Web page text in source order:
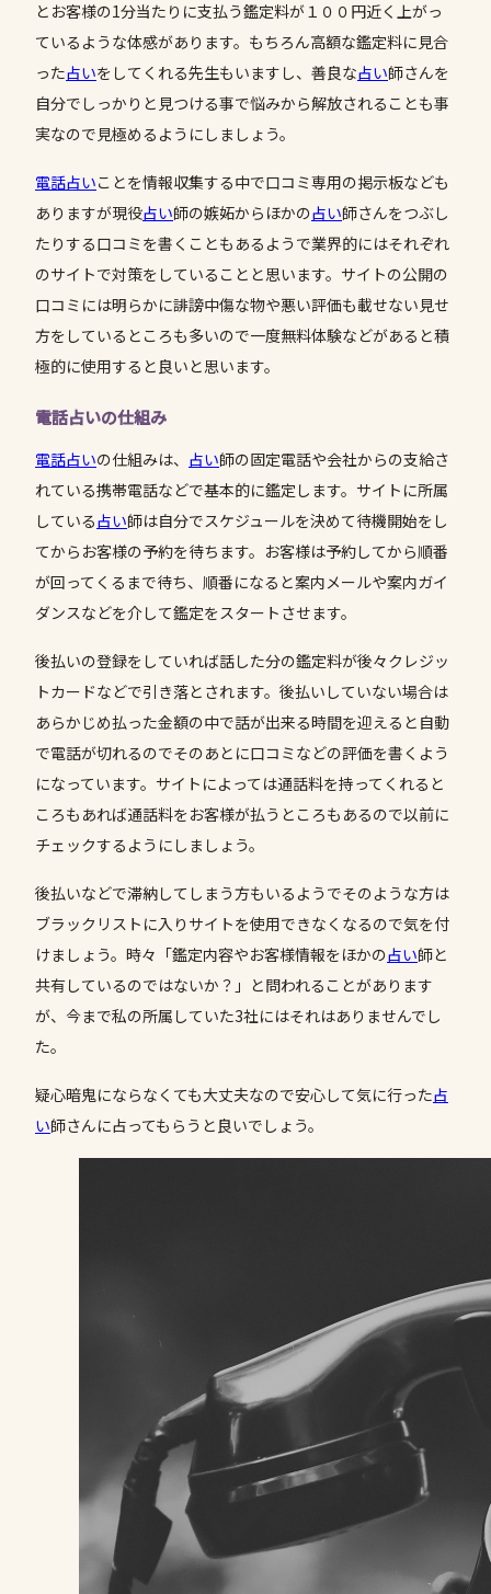
とお客様の1分当たりに支払う鑑定料が１００円近く上がっ
ているような体感があります。もちろん高額な鑑定料に見合
った占いをしてくれる先生もいますし、善良な占い師さんを
自分でしっかりと見つける事で悩みから解放されることも事
実なので見極めるようにしましょう。
電話占いことを情報収集する中で口コミ専用の掲示板なども
ありますが現役占い師の嫉妬からほかの占い師さんをつぶし
たりする口コミを書くこともあるようで業界的にはそれぞれ
のサイトで対策をしていることと思います。サイトの公開の
口コミには明らかに誹謗中傷な物や悪い評価も載せない見せ
方をしているところも多いので一度無料体験などがあると積
極的に使用すると良いと思います。
電話占いの仕組み
電話占いの仕組みは、 占い師の固定電話や会社からの支給さ
れている携帯電話などで基本的に鑑定します。サイトに所属
している占い師は自分でスケジュールを決めて待機開始をし
てからお客様の予約を待ちます。お客様は予約してから順番
が回ってくるまで待ち、順番になると案内メールや案内ガイ
ダンスなどを介して鑑定をスタートさせます。
後払いの登録をしていれば話した分の鑑定料が後々クレジッ
トカードなどで引き落とされます。後払いしていない場合は
あらかじめ払った金額の中で話が出来る時間を迎えると自動
で電話が切れるのでそのあとに口コミなどの評価を書くよう
になっています。サイトによっては通話料を持ってくれると
ころもあれば通話料をお客様が払うところもあるので以前に
チェックするようにしましょう。
後払いなどで滞納してしまう方もいるようでそのような方は
ブラックリストに入りサイトを使用できなくなるので気を付
けましょう。時々「鑑定内容やお客様情報をほかの占い師と
共有しているのではないか？」と問われることがあります
が、今まで私の所属していた3社にはそれはありませんでし
た。
疑心暗鬼にならなくても大丈夫なので安心して気に行った占
い師さんに占ってもらうと良いでしょう。